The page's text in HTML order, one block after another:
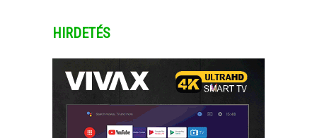
HIRDETÉS